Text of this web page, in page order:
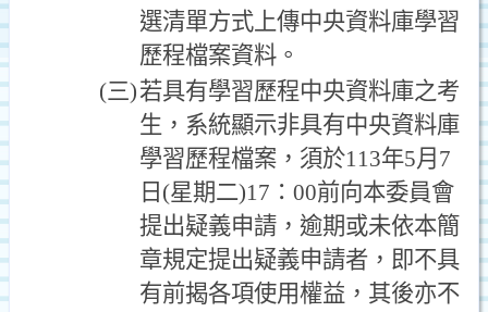
選清單方式上傳中央資料庫學習
歷程檔案資料。
(三)若具有學習歷程中央資料庫之考
生，系統顯示非具有中央資料庫
學習歷程檔案，須於113年5月7
日(星期二)17：00前向本委員會
提出疑義申請，逾期或未依本簡
章規定提出疑義申請者，即不具
有前揭各項使用權益，其後亦不